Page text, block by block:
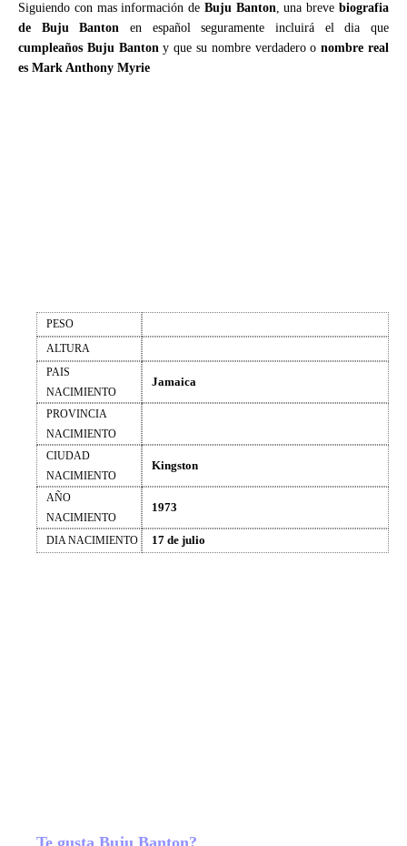
Siguiendo con mas información de Buju Banton, una brevebiografia
de Buju Banton en español seguramente incluirá el dia que
cumpleaños Buju Bantony que su nombre verdadero onombre real
es Mark Anthony Myrie
PESO
ALTURA
PAIS
NACIMIENTO
Jamaica
PROVINCIA
NACIMIENTO
CIUDAD
NACIMIENTO
Kingston
AÑO
NACIMIENTO
1973
DIA NACIMIENTO 17 de julio
Te gusta Buju Banton?